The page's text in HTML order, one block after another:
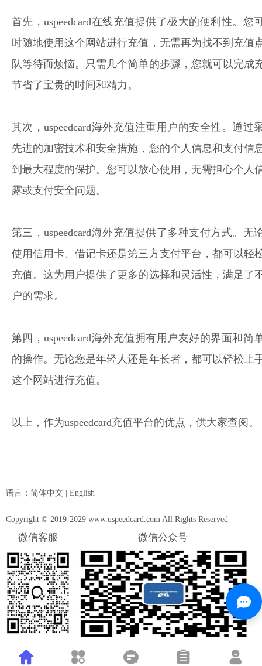
首先，uspeedcard在线充值提供了极大的便利性。您
时随地使用这个网站进行充值，无需再为找不到充值
队等待而烦恼。只需几个简单的步骤，您就可以完成
节省了宝贵的时间和精力。
其次，uspeedcard海外充值注重用户的安全性。通过
先进的加密技术和安全措施，您的个人信息和支付信
到最大程度的保护。您可以放心使用，无需担心个人
露或支付安全问题。
第三，uspeedcard海外充值提供了多种支付方式。无
使用信用卡、借记卡还是第三方支付平台，都可以轻
充值。这为用户提供了更多的选择和灵活性，满足了
户的需求。
第四，uspeedcard海外充值拥有用户友好的界面和简
的操作。无论您是年轻人还是年长者，都可以轻松上
这个网站进行充值。
以上，作为uspeedcard充值平台的优点，供大家查阅。
语言： 简体中文 | English
Copyright © 2019-2029 www.uspeedcard.com All Rights Reserved
微信客服 微信公众号